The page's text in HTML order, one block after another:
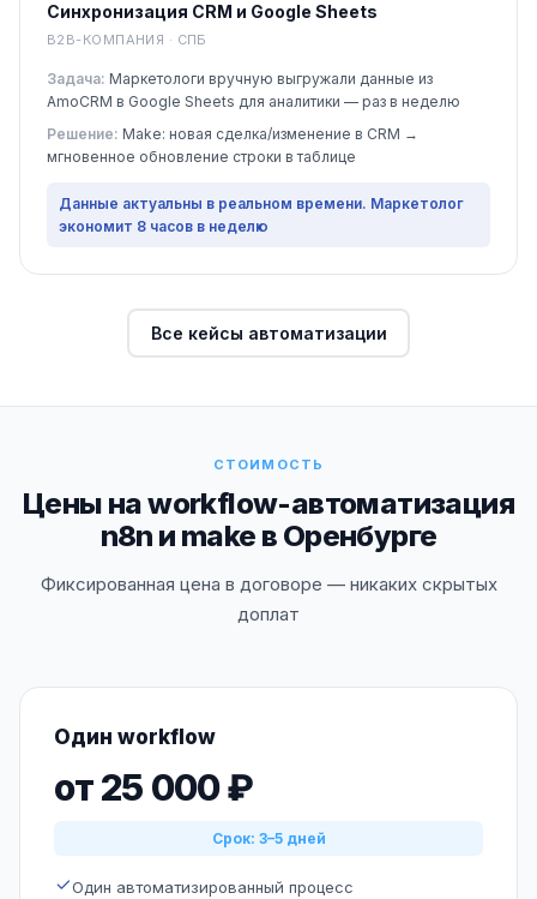
Синхронизация CRM и Google Sheets
B2B-КОМПАНИЯ · СПБ
Задача: Маркетологи вручную выгружали данные из
AmoCRM в Google Sheets для аналитики — раз в неделю
Решение: Make: новая сделка/изменение в CRM →
мгновенное обновление строки в таблице
Данные актуальны в реальном времени. Маркетолог
экономит 8 часов в неделю
Все кейсы автоматизации
СТОИМОСТЬ
Цены на workflow-автоматизация
n8n и make в Оренбурге
Фиксированная цена в договоре — никаких скрытых
доплат
Один workflow
от 25 000 ₽
Срок: 3–5 дней
Один автоматизированный процесс